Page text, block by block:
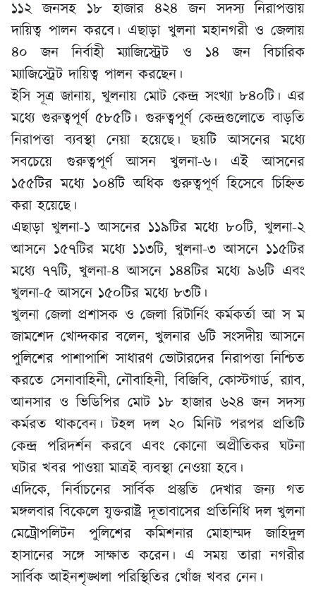
১১২ জনসহ ১৮ হাজার ৪২৪ জন সদস্য নিরাপত্তায়
দায়িত্ব পালন করবে। এছাড়া খুলনা মহানগরী ও জেলায়
৪০ জন নির্বাহী ম্যাজিস্ট্রেট ও ১৪ জন বিচারিক
ম্যাজিস্ট্রেট দায়িত্ব পালন করছেন।
ইসি সূত্র জানায়, খুলনায় মোট কেন্দ্র সংখ্যা ৮৪০টি। এর
মধ্যে গুরুত্বপূর্ণ ৫৮৫টি। গুরুত্বপূর্ণ কেন্দ্রগুলোতে বাড়তি
নিরাপত্তা ব্যবস্থা নেয়া হয়েছে। ছয়টি আসনের মধ্যে
সবচেয়ে গুরুত্বপূর্ণ আসন খুলনা-৬। এই আসনের
১৫৫টির মধ্যে ১০৪টি অধিক গুরুত্বপূর্ণ হিসেবে চিহ্নিত
করা হয়েছে।
এছাড়া খুলনা-১ আসনের ১১৯টির মধ্যে ৮০টি, খুলনা-২
আসনে ১৫৭টির মধ্যে ১১৩টি, খুলনা-৩ আসনে ১১৫টির
মধ্যে ৭৭টি, খুলনা-৪ আসনে ১৪৪টির মধ্যে ৯৬টি এবং
খুলনা-৫ আসনে ১৫০টির মধ্যে ৮৩টি।
খুলনা জেলা প্রশাসক ও জেলা রিটার্নিং কর্মকর্তা আ স ম
জামশেদ খোন্দকার বলেন, খুলনার ৬টি সংসদীয় আসনে
পুলিশের পাশাপাশি সাধারণ ভোটারদের নিরাপত্তা নিশ্চিত
করতে সেনাবাহিনী, নৌবাহিনী, বিজিবি, কোস্টগার্ড, র‌্যাব,
আনসার ও ভিডিপির মোট ১৮ হাজার ৬২৪ জন সদস্য
কর্মরত থাকবেন। টহল দল ২০ মিনিট পরপর প্রতিটি
কেন্দ্র পরিদর্শন করবে এবং কোনো অপ্রীতিকর ঘটনা
ঘটার খবর পাওয়া মাত্রই ব্যবস্থা নেওয়া হবে।
এদিকে, নির্বাচনের সার্বিক প্রস্তুতি দেখার জন্য গত
মঙ্গলবার বিকেলে যুক্তরাষ্ট্র দূতাবাসের প্রতিনিধি দল খুলনা
মেট্রোপলিটন পুলিশের কমিশনার মোহাম্মদ জাহিদুল
হাসানের সঙ্গে সাক্ষাত করেন। এ সময় তারা নগরীর
সার্বিক আইনশৃঙ্খলা পরিস্থিতির খোঁজ খবর নেন।